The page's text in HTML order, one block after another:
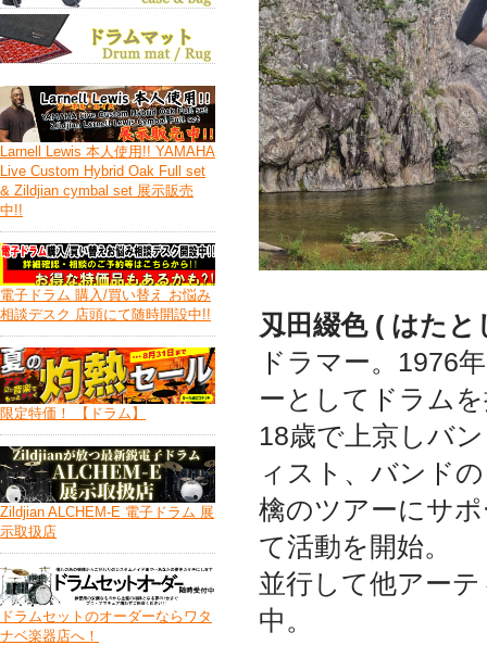
Larnell Lewis 本人使用!! YAMAHA
Live Custom Hybrid Oak Full set
& Zildjian cymbal set 展示販売
中!!
電子ドラム 購入/買い替え お悩み
相談デスク 店頭にて随時開設中!!
限定特価！ 【ドラム】
Zildjian ALCHEM-E 電子ドラム 展
示取扱店
ドラムセットのオーダーならワタ
ナベ楽器店へ！
刄田綴色 ( はたと
ドラマー。1976
ーとしてドラム
18歳で上京しバ
ィスト、バンド
檎のツアーにサ
て活動を開始。
並行して他アー
中。